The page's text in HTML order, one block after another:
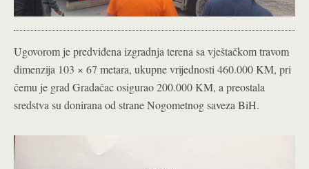
Ugovorom je predviđena izgradnja terena sa vještačkom travom
dimenzija 103 × 67 metara, ukupne vrijednosti 460.000 KM, pri
čemu je grad Gradačac osigurao 200.000 KM, a preostala
sredstva su donirana od strane Nogometnog saveza BiH.